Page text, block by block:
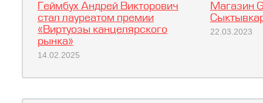
Геймбух Андрей Викторович
стал лауреатом премии
«Виртуозы канцелярского
рынка»
14.02.2025
Магазин
22.03.2023